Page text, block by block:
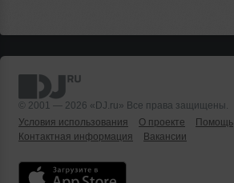
© 2001 — 2026 «DJ.ru» Все права защищены.
Условия использования
О проекте Помощь
Контактная информация
Вакансии